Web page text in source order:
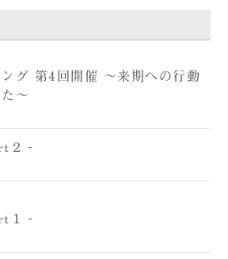
グ 第4回開催 ～来期への行動
～
２‐
１‐